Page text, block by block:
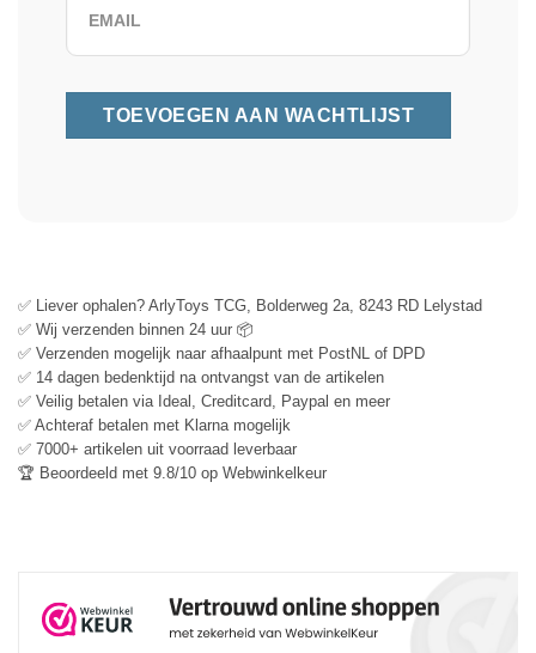
✅ Liever ophalen? ArlyToys TCG, Bolderweg 2a, 8243 RD Lelystad
✅ Wij verzenden binnen 24 uur 📦
✅ Verzenden mogelijk naar afhaalpunt met PostNL of DPD
✅ 14 dagen bedenktijd na ontvangst van de artikelen
✅ Veilig betalen via Ideal, Creditcard, Paypal en meer
✅ Achteraf betalen met Klarna mogelijk
✅ 7000+ artikelen uit voorraad leverbaar
🏆 Beoordeeld met 9.8/10 op Webwinkelkeur